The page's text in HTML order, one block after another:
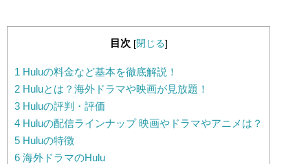
目次 [閉じる]
1 Huluの料金など基本を徹底解説！
2 Huluとは？海外ドラマや映画が見放題！
3 Huluの評判・評価
4 Huluの配信ラインナップ 映画やドラマやアニメは？
5 Huluの特徴
6 海外ドラマのHulu